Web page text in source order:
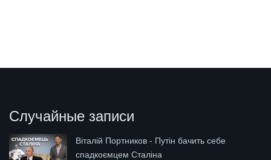
Случайные записи
Віталій Портников - Путін бачить себе
спадкоємцем Сталіна